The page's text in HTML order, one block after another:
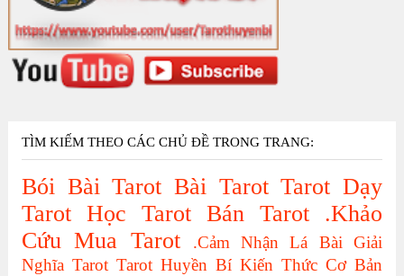
TÌM KIẾM THEO CÁC CHỦ ĐỀ TRONG TRANG:
Bói Bài Tarot Bài Tarot Tarot Dạy
Tarot Học Tarot Bán Tarot
.Khảo
Cứu Mua Tarot .Cảm Nhận Lá Bài
Giải
Nghĩa Tarot Tarot Huyền Bí Kiến Thức Cơ Bản